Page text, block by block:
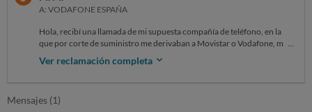
A: VODAFONE ESPAÑA
Hola, recibí una llamada de mi supuesta compañía de teléfono, en la
que por corte de suministro me derivaban a Movistar o Vodafone, me
quedé con ustedes, y al querer devolver el equipo a mí compañía, me
entero de que me han engañado para hacerme cliente suyo, por tanto
Ver reclamación completa
Mensajes (1)